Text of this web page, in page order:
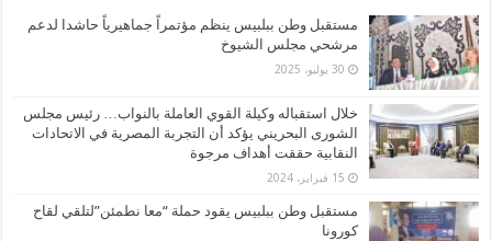
مستقبل وطن ببلبيس ينظم مؤتمراً جماهيرياً حاشدا لدعم
مرشحي مجلس الشيوخ
30 يوليو، 2025
خلال استقباله وكيلة القوي العاملة بالنواب… رئيس مجلس
الشورى البحريني يؤكد أن التجربة المصرية في الاتحادات
النقابية حققت أهداف مرجوة
15 فبراير، 2024
مستقبل وطن ببلبيس يقود حملة “معا نطمئن”لتلقي لقاح
كورونا